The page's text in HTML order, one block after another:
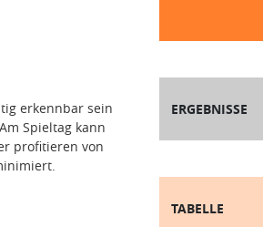
erkennbar sein
Spieltag kann
profitieren von
ERGEBNISSE
TABELLE